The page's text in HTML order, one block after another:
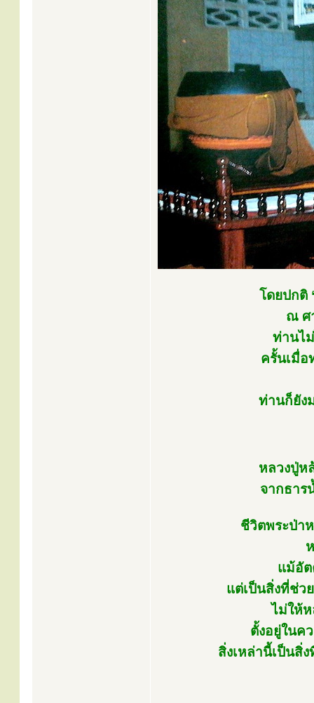
โดยปกติ
ณ ศ
ท่านไ
ครั้นเมื่อ
ท่านก็ยัง
หลวงปู่ห
จากธาร
ชีวิตพระป่า
แม้อั
แต่เป็นสิ่งที่ช่ว
ไม่ให้
ตั้งอยู่ในค
สิ่งเหล่านี้เป็นสิ่